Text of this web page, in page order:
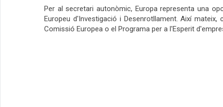
Per al secretari autonòmic, Europa representa una
Europeu d'Investigació i Desenrotllament. Així
Comissió Europea o el Programa per a l'Esperit